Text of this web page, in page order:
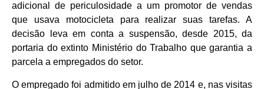
adicional de periculosidade a um promotor de vendas
que usava motocicleta para realizar suas tarefas. A
decisão leva em conta a suspensão, desde 2015, da
portaria do extinto Ministério do Trabalho que garantia a
parcela a empregados do setor.
O empregado foi admitido em julho de 2014 e, nas visitas